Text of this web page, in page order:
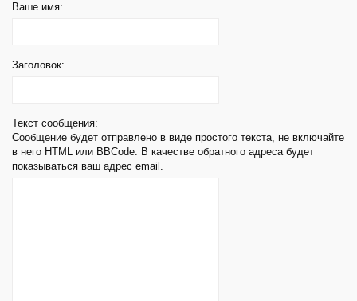
Ваше имя:
Заголовок:
Текст сообщения:
Сообщение будет отправлено в виде простого текста, не включайте
в него HTML или BBCode. В качестве обратного адреса будет
показываться ваш адрес email.